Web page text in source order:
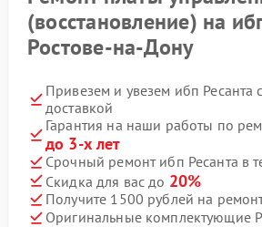
(восстановление) на
Ростове-на-Дону
Привезем и увезем ибп Ресанта
доставкой
Гарантия на наши работы по
до 3-х лет
Срочный ремонт ибп Ресанта в
Скидка для вас до 20%
Получите 1500 рублей на
Оригинальные комплектующие